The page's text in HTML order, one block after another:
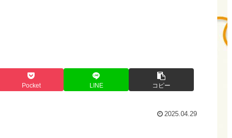
Pocket LINE コピー
2025.04.29